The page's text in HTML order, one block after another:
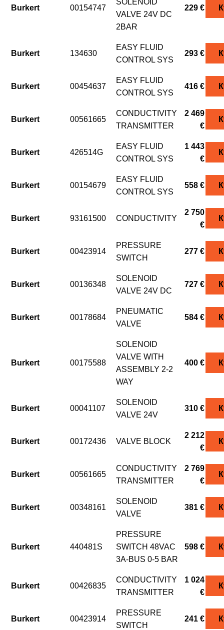
Burkert 00154747
VALVE 24V DC
2BAR
229 €
Burkert 134630
EASY FLUID
CONTROL SYS
293 €
Burkert 00454637
EASY FLUID
CONTROL SYS
416 €
Burkert 00561665
CONDUCTIVITY
TRANSMITTER
2 469
€
Burkert 426514G
EASY FLUID
CONTROL SYS
1 443
€
Burkert 00154679
EASY FLUID
CONTROL SYS
558 €
Burkert 93161500 CONDUCTIVITY
2 750
€
Burkert 00423914
PRESSURE
SWITCH
277 €
Burkert 00136348
SOLENOID
VALVE 24V DC
727 €
Burkert 00178684
PNEUMATIC
VALVE
584 €
Burkert 00175588
SOLENOID
VALVE WITH
ASSEMBLY 2-2
WAY
400 €
Burkert 00041107
SOLENOID
VALVE 24V
310 €
Burkert 00172436 VALVE BLOCK
2 212
€
Burkert 00561665
CONDUCTIVITY
TRANSMITTER
2 769
€
Burkert 00348161
SOLENOID
VALVE
381 €
Burkert 440481S
PRESSURE
SWITCH 48VAC
3A-BUS 0-5 BAR
598 €
Burkert 00426835
CONDUCTIVITY
TRANSMITTER
1 024
€
Burkert 00423914
PRESSURE
SWITCH
241 €